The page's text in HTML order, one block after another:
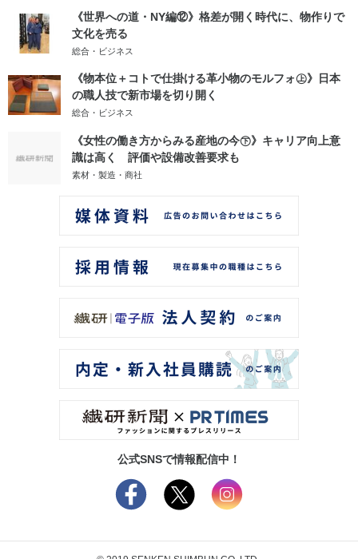
《世界への道・NY編⑫》格差が開く時代に、物作りで
文化を売る
総合・ビジネス
《物本位＋コトで仕掛ける革小物のモルフォ㊤》日本
の職人技で新市場を切り開く
総合・ビジネス
《女性の働き方からみる産地の今㊦》キャリア向上意
識は高く 評価や設備改善要求も
素材・製造・商社
公式SNSで情報配信中！